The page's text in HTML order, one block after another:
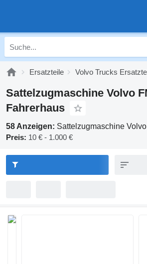
Ersatzteile Volvo Trucks
Sattelzugmaschine Volvo
Fahrerhaus
58 Anzeigen: Sattelzugmaschine
Preis: 10 € - 1.000 €